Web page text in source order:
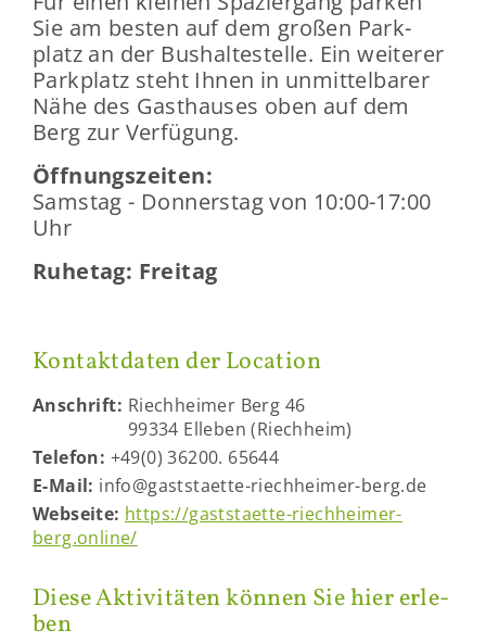
Sie am bes­ten auf dem gro­ßen Park­
platz an der Bus­hal­te­stel­le. Ein wei­te­rer
Park­platz steht Ihnen in un­mit­tel­ba­rer
Nähe des Gast­hau­ses oben auf dem
Berg zur Ver­fü­gung.
Öff­nungs­zei­ten:
Sams­tag - Don­ners­tag von 10:00-17:00
Uhr
Ru­he­tag: Frei­tag
Kon­takt­da­ten der Lo­ca­ti­on
An­schrift: Riech­hei­mer Berg 46
99334 El­le­ben (Riech­heim)
Te­le­fon: +49(0) 36200. 65644
E-​Mail: info@gaststaette-​riechheimer-berg.de
Web­sei­te: https://gaststaette-​riechheimer-
berg.on­line/
Diese Ak­ti­vi­tä­ten kön­nen Sie hier er­le­
ben